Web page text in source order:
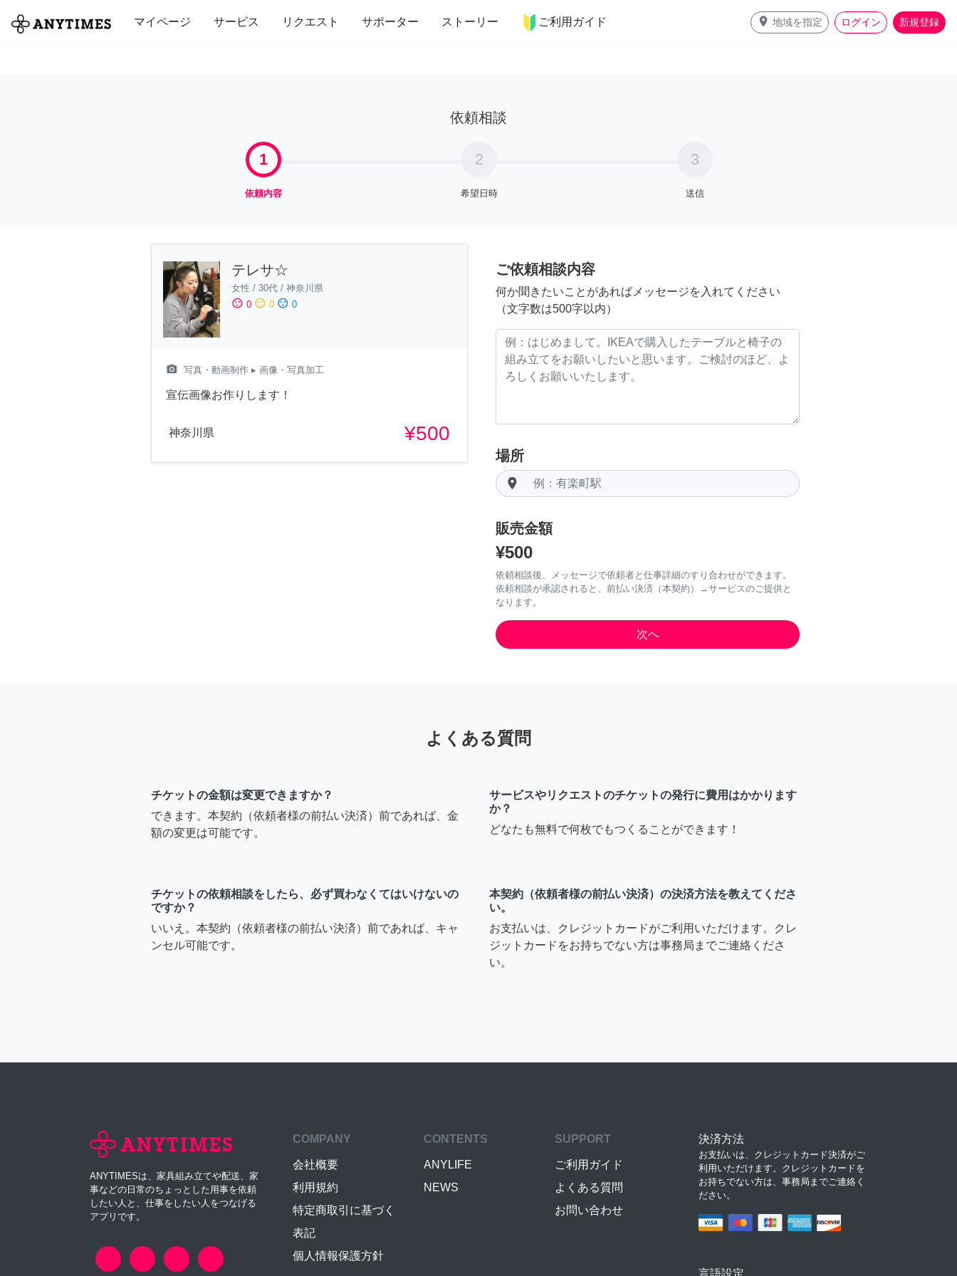
マイページ サービス リクエスト サポーター ストーリー ご利用ガイド place 地域を指定 ログイン 新規登録
全て 修理・組立 家事 引っ越し インテリア 趣味・習い事 ペット 料理
依頼相談
1
依頼内容
2
希望日時
3
送信
テレサ☆
女性 / 30代 / 神奈川県
sentiment_satisfied 0 sentiment_neutral 0 sentiment_dissatisfied 0
camera_alt 写真・動画制作 ▸ 画像・写真加工
宣伝画像お作りします！
神奈川県 ¥500
ご依頼相談内容
何か聞きたいことがあればメッセージを入れてください
（文字数は500字以内）
場所
room
販売金額
¥500
依頼相談後、メッセージで依頼者と仕事詳細のすり合わせができます。
依頼相談が承認されると、前払い決済（本契約）→サービスのご提供と
なります。
よくある質問
チケットの金額は変更できますか？
できます。本契約（依頼者様の前払い決済）前であれば、金
額の変更は可能です。
サービスやリクエストのチケットの発行に費用はかかります
か？
どなたも無料で何枚でもつくることができます！
チケットの依頼相談をしたら、必ず買わなくてはいけないの
ですか？
いいえ。本契約（依頼者様の前払い決済）前であれば、キャ
ンセル可能です。
本契約（依頼者様の前払い決済）の決済方法を教えてくださ
い。
お支払いは、クレジットカードがご利用いただけます。クレ
ジットカードをお持ちでない方は事務局までご連絡くださ
い。
ANYTIMESは、家具組み立てや配送、家
事などの日常のちょっとした用事を依頼
したい人と、仕事をしたい人をつなげる
アプリです。
COMPANY
会社概要
利用規約
特定商取引に基づく
表記
個人情報保護方針
CONTENTS
ANYLIFE
NEWS
SUPPORT
ご利用ガイド
よくある質問
お問い合わせ
決済方法
お支払いは、クレジットカード決済がご
利用いただけます。クレジットカードを
お持ちでない方は、事務局までご連絡く
ださい。
言語設定